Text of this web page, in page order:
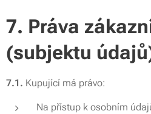
7. Práva
(subjektu
7.1. Kupující má právo:
Na přístup k osobním